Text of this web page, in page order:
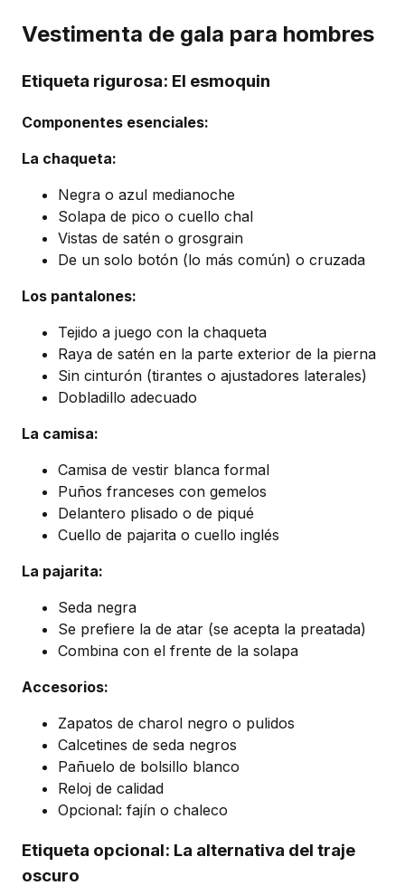
Vestimenta de gala para hombres
Etiqueta rigurosa: El esmoquin
Componentes esenciales:
La chaqueta:
Negra o azul medianoche
Solapa de pico o cuello chal
Vistas de satén o grosgrain
De un solo botón (lo más común) o cruzada
Los pantalones:
Tejido a juego con la chaqueta
Raya de satén en la parte exterior de la pierna
Sin cinturón (tirantes o ajustadores laterales)
Dobladillo adecuado
La camisa:
Camisa de vestir blanca formal
Puños franceses con gemelos
Delantero plisado o de piqué
Cuello de pajarita o cuello inglés
La pajarita:
Seda negra
Se prefiere la de atar (se acepta la preatada)
Combina con el frente de la solapa
Accesorios:
Zapatos de charol negro o pulidos
Calcetines de seda negros
Pañuelo de bolsillo blanco
Reloj de calidad
Opcional: fajín o chaleco
Etiqueta opcional: La alternativa del traje
oscuro